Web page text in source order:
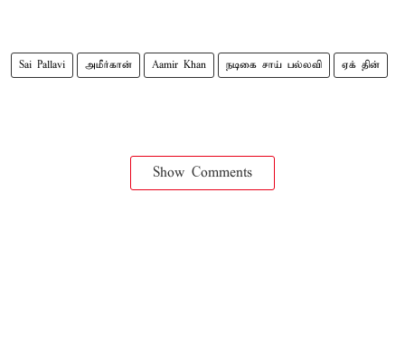
Sai Pallavi அமீர்கான் Aamir Khan நடிகை சாய் பல்லவி ஏக் தின்
Show Comments